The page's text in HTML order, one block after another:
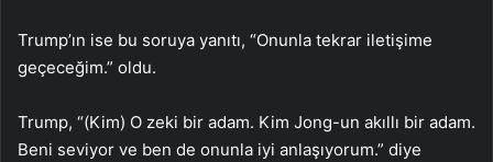
Trump’ın ise bu soruya yanıtı, “Onunla tekrar iletişime
geçeceğim.” oldu.
Trump, “(Kim) O zeki bir adam. Kim Jong-un akıllı bir adam.
Beni seviyor ve ben de onunla iyi anlaşıyorum.” diye